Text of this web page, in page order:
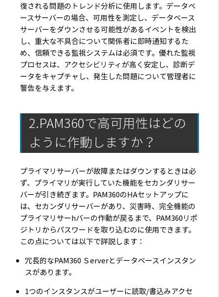
復される問題のトレンド分析に使用します。データベ
ースサーバーの場合、可用性を測定し、データベース
サーバーをダウンさせる可能性があるイベントを検出
し、重大な不具合について関係者に即時通知するた
め、信頼できる監視システムは必須です。優れた監視
プロセスは、アクセシビリティが高く安定し、診断デ
ータをキャプチャし、発生した問題について管理者に
警告を与えます。
2.PAM360で高可用性はどの
ように作動しますか？
プライマリサーバーが故障またはダウンするときは必
ず、プライマリが実行していた機能をセカンダリサー
バーが引き続ぎます。PAM360のHAセットアップに
は、セカンダリサーバーがあり、災害時、完全機能の
プライマリサーhバーの作動が戻るまで、PAM360リポ
ジトリからパスワードを取り込むのに使用できます。
この点については以下で詳説します：
冗長的なPAM360 Ｓerverとデータベースインスタン
スがあります。
1つのインスタンスがユーザーに読取/書込みアクセ